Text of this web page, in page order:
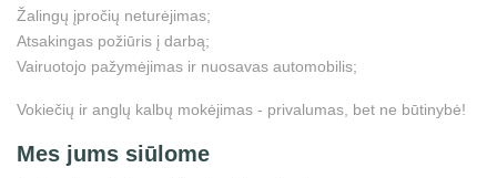
Žalingų įpročių neturėjimas;
Atsakingas požiūris į darbą;
Vairuotojo pažymėjimas ir nuosavas automobilis;
Vokiečių ir anglų kalbų mokėjimas - privalumas, bet ne būtinybė!
Mes jums siūlome